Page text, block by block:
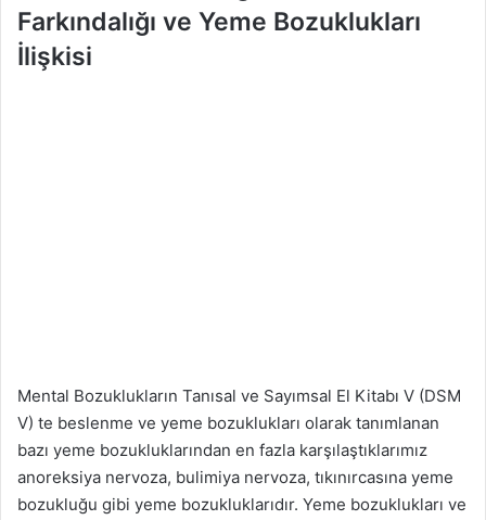
Farkındalığı ve Yeme Bozuklukları
İlişkisi
Mental Bozuklukların Tanısal ve Sayımsal El Kitabı V (DSM
V) te beslenme ve yeme bozuklukları olarak tanımlanan
bazı yeme bozukluklarından en fazla karşılaştıklarımız
anoreksiya nervoza, bulimiya nervoza, tıkınırcasına yeme
bozukluğu gibi yeme bozukluklarıdır. Yeme bozuklukları ve